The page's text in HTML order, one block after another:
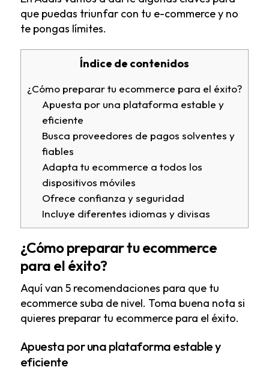
que puedas triunfar con tu e-commerce y no
te pongas límites.
Índice de contenidos
¿Cómo preparar tu ecommerce para el éxito?
Apuesta por una plataforma estable y
eficiente
Busca proveedores de pagos solventes y
fiables
Adapta tu ecommerce a todos los
dispositivos móviles
Ofrece confianza y seguridad
Incluye diferentes idiomas y divisas
¿Cómo preparar tu ecommerce
para el éxito?
Aquí van 5 recomendaciones para que tu
ecommerce suba de nivel. Toma buena nota si
quieres preparar tu ecommerce para el éxito.
Apuesta por una plataforma estable y
eficiente